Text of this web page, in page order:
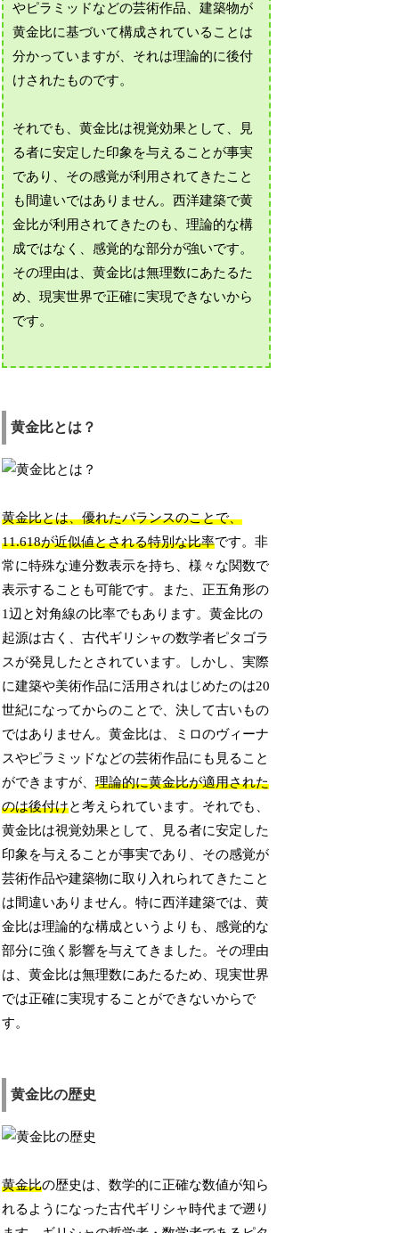
やピラミッドなどの芸術作品、建築物が
黄金比に基づいて構成されていることは
分かっていますが、それは理論的に後付
けされたものです。
それでも、黄金比は視覚効果として、見
る者に安定した印象を与えることが事実
であり、その感覚が利用されてきたこと
も間違いではありません。西洋建築で黄
金比が利用されてきたのも、理論的な構
成ではなく、感覚的な部分が強いです。
その理由は、黄金比は無理数にあたるた
め、現実世界で正確に実現できないから
です。
黄金比とは？
黄金比とは、優れたバランスのことで、
11.618が近似値とされる特別な比率です。非
常に特殊な連分数表示を持ち、様々な関数で
表示することも可能です。また、正五角形の
1辺と対角線の比率でもあります。黄金比の
起源は古く、古代ギリシャの数学者ピタゴラ
スが発見したとされています。しかし、実際
に建築や美術作品に活用されはじめたのは20
世紀になってからのことで、決して古いもの
ではありません。黄金比は、ミロのヴィーナ
スやピラミッドなどの芸術作品にも見ること
ができますが、理論的に黄金比が適用された
のは後付けと考えられています。それでも、
黄金比は視覚効果として、見る者に安定した
印象を与えることが事実であり、その感覚が
芸術作品や建築物に取り入れられてきたこと
は間違いありません。特に西洋建築では、黄
金比は理論的な構成というよりも、感覚的な
部分に強く影響を与えてきました。その理由
は、黄金比は無理数にあたるため、現実世界
では正確に実現することができないからで
す。
黄金比の歴史
黄金比の歴史は、数学的に正確な数値が知ら
れるようになった古代ギリシャ時代まで遡り